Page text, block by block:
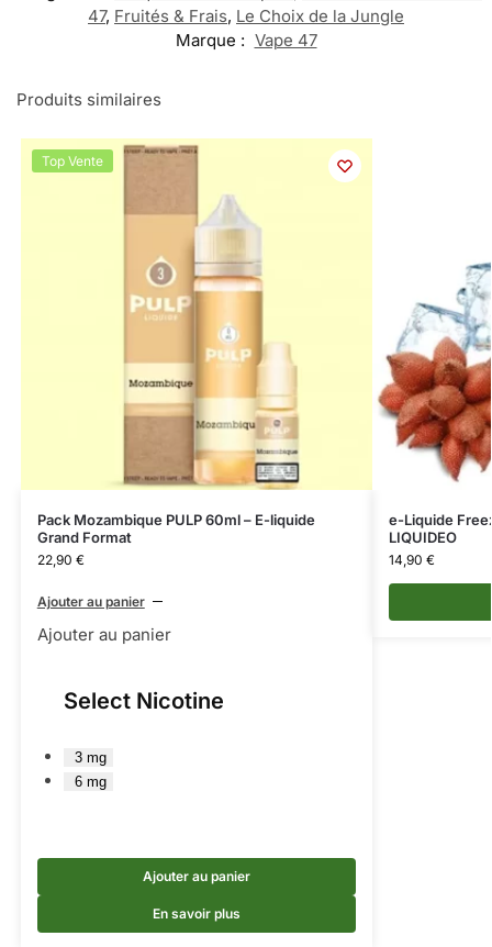
47, Fruités & Frais, Le Choix de la Jungle
Marque : Vape 47
Produits similaires
Top Vente
Pack Mozambique PULP 60ml – E-liquide
Grand Format
22,90 €
Ajouter au panier
Ajouter au panier
Select Nicotine
3 mg
6 mg
Ajouter au panier
En savoir plus
e-Liquide
LIQUIDEO
14,90 €